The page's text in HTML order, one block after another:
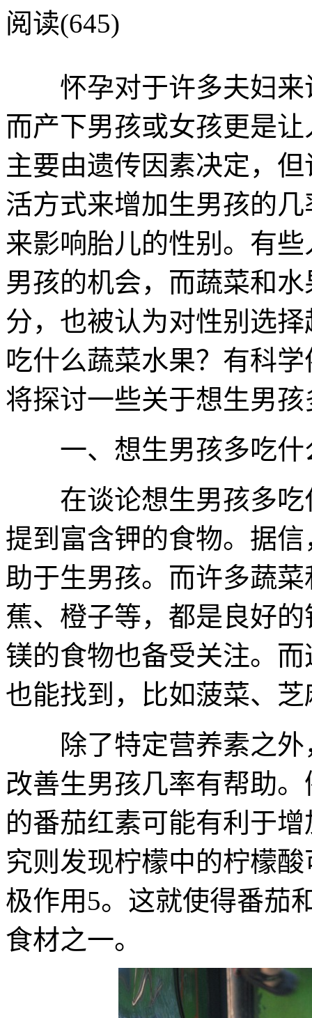
阅读(645)
怀孕对于许多夫妇来
而产下男孩或女孩更是
主要由遗传因素决定，
活方式来增加生男孩的
来影响胎儿的性别。有
男孩的机会，而蔬菜和
分，也被认为对性别选
吃什么蔬菜水果？有科
将探讨一些关于想生男
一、想生男孩多吃什
在谈论想生男孩多吃
提到富含钾的食物。据
助于生男孩。而许多蔬
蕉、橙子等，都是良好
镁的食物也备受关注。
也能找到，比如菠菜、
除了特定营养素之外
改善生男孩几率有帮助
的番茄红素可能有利于
究则发现柠檬中的柠檬
极作用5。这就使得番茄
食材之一。